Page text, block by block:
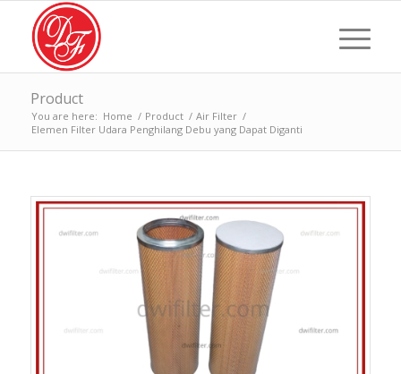
Product
You are here: Home / Product / Air Filter /
Elemen Filter Udara Penghilang Debu yang Dapat Diganti